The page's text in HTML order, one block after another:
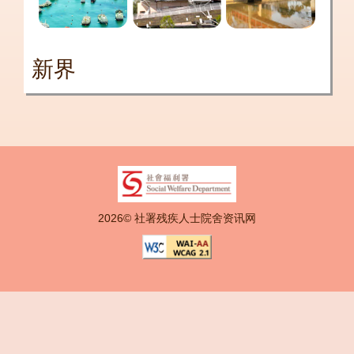
新界
2026© 社署残疾人士院舍资讯网